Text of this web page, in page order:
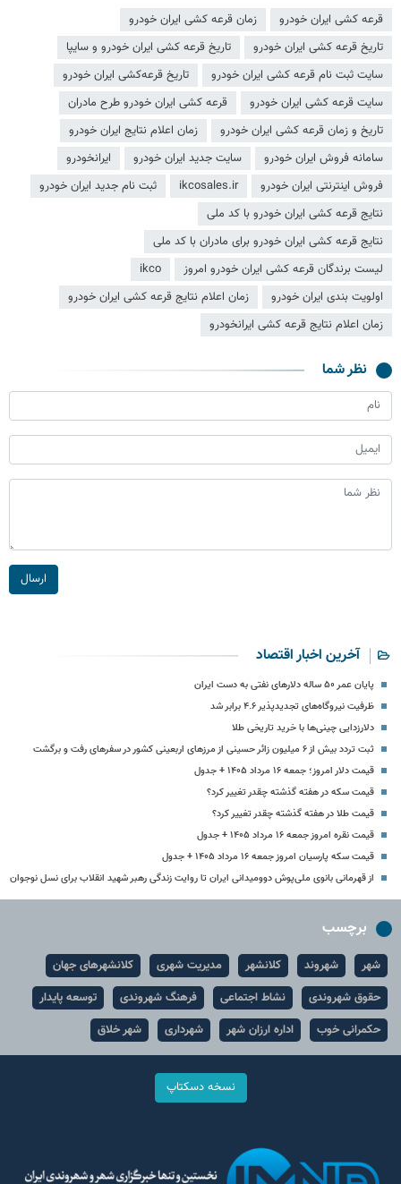
قرعه کشی ایران خودرو
زمان قرعه کشی ایران خودرو
تاریخ قرعه کشی ایران خودرو
تاریخ قرعه کشی ایران خودرو و سایپا
سایت ثبت نام قرعه کشی ایران خودرو
تاریخ قرعه‌کشی ایران خودرو
سایت قرعه کشی ایران خودرو
قرعه کشی ایران خودرو طرح مادران
تاریخ و زمان قرعه کشی ایران خودرو
زمان اعلام نتایج ایران خودرو
سامانه فروش ایران خودرو
سایت جدید ایران خودرو
ایرانخودرو
فروش اینترنتی ایران خودرو
ikcosales.ir
ثبت نام جدید ایران خودرو
نتایج قرعه کشی ایران خودرو با کد ملی
نتایج قرعه کشی ایران خودرو برای مادران با کد ملی
لیست برندگان قرعه کشی ایران خودرو امروز
ikco
اولویت بندی ایران خودرو
زمان اعلام نتایج قرعه کشی ایران خودرو
زمان اعلام نتایج قرعه کشی ایرانخودرو
نظر شما
ارسال
آخرین اخبار اقتصاد
پایان عمر ۵۰ ساله دلارهای نفتی به دست ایران
ظرفیت نیروگاه‌های تجدیدپذیر ۴.۶ برابر شد
دلارزدایی چینی‌ها با خرید تاریخی طلا
ثبت تردد بیش از ۶ میلیون زائر حسینی از مرزهای اربعینی کشور در سفرهای رفت و برگشت
قیمت دلار امروز؛ جمعه ۱۶ مرداد ۱۴۰۵ + جدول
قیمت سکه در هفته گذشته چقدر تغییر کرد؟
قیمت طلا در هفته گذشته چقدر تغییر کرد؟
قیمت نقره امروز جمعه ۱۶ مرداد ۱۴۰۵ + جدول
قیمت سکه پارسیان امروز جمعه ۱۶ مرداد ۱۴۰۵ + جدول
از قهرمانی بانوی ملی‌پوش دوومیدانی ایران تا روایت زندگی رهبر شهید انقلاب برای نسل نوجوان
برچسب
شهر شهروند کلانشهر مدیریت شهری
کلانشهرهای جهان
حقوق شهروندی
نشاط اجتماعی فرهنگ شهروندی
توسعه پایدار
حکمرانی خوب
اداره ارزان شهر شهرداری شهر خلاق
نسخه دسکتاپ